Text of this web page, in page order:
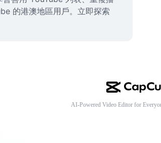
的港澳地區用戶。立即探索
AI-Powered Video Editor for